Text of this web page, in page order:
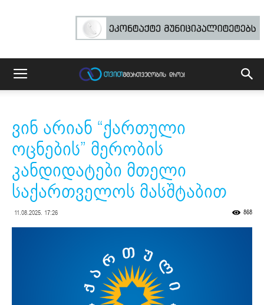
ვინ არიან “ქართული
ოცნების” მერობის
კანდიდატები მთელი
საქართველოს მასშტაბით
11.08.2025. 17:26 868